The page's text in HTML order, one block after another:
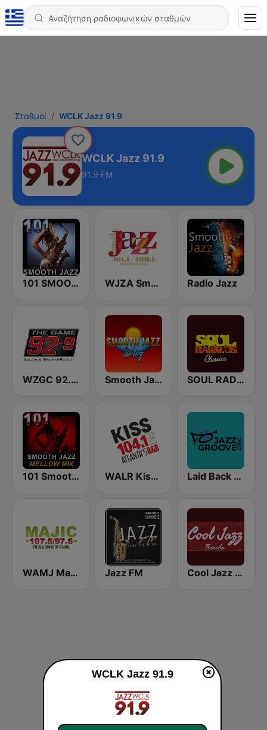
Σταθμοί WCLK Jazz 91.9
WCLK Jazz 91.9
91.9 FM
101 SMOOTH JAZZ WJZA Smooth Jazz Radio Jazz
WZGC 92.9 The Game Smooth Jazz 247 SOUL RADIO Classics
101 Smooth Jazz Mellow Mix WALR Kiss 104.1 (US Only) Laid Back Jazz
WAMJ Majic 107.5 and 97.5 Jazz FM Cool Jazz Florida
WCLK Jazz 91.9